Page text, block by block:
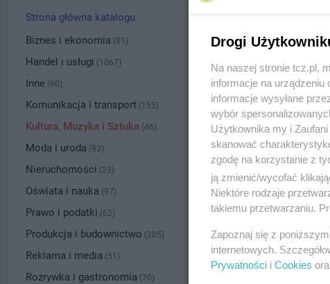
Kategoria:
Numer wpisu
Strona główna katalogu
Biznes i ekonomia (81)
Handel i usługi (1067)
Inne (60)
Komunikacja i transport (155)
Kultura, Muzyka i Sztuka (46)
Moda i uroda (93)
Nieruchomości (23)
Oświata i nauka (97)
Prawo i podatki (62)
Produkcja i budownictwo (205)
Reklama i media (51)
Rozrywka i gastronomia (70)
Drogi
Na naszej stronie tcz.pl,
informacje na urządzeniu
informacje wysyłane
wybór
Użytkownika my i
skanować
zgodę na korzystanie z
ją zmienić/wycofać
Niektóre rodzaje
takiemu przetwarzaniu.
Zapoznaj się z
internetowych.
Prywatności i Cookies